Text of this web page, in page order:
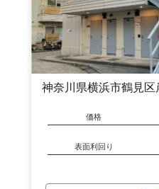
神奈川県横浜市鶴見
価格
表面利回り